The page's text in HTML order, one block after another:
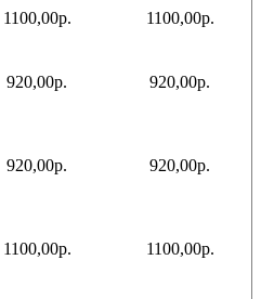
1100,00р. 1100,00р.
920,00р. 920,00р.
920,00р. 920,00р.
1100,00р. 1100,00р.